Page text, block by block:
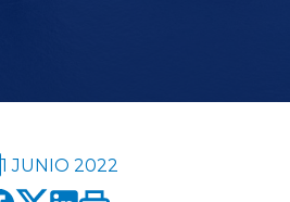
1 JUNIO 2022